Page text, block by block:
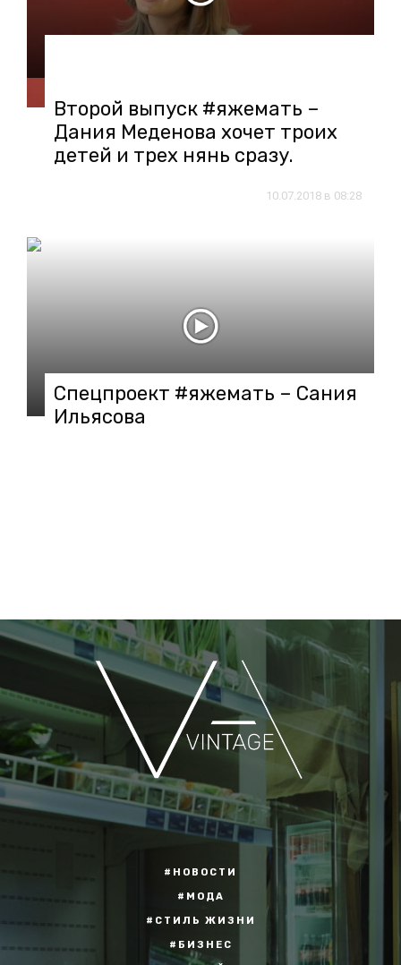
Второй выпуск #яжемать –
Дания Меденова хочет троих
детей и трех нянь сразу.
10.07.2018 в 08:28
Спецпроект #яжемать – Сания
Ильясова
#НОВОСТИ
#МОДА
#СТИЛЬ ЖИЗНИ
#БИЗНЕС